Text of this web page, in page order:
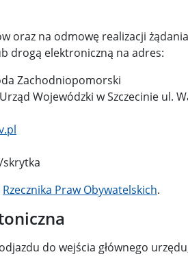
oraz na odmowę realizacji
drogą elektroniczną na adres:
Zachodniopomorski
Wojewódzki w Szczecinie ul.
skrytka
Rzecznika Praw Obywatelskich.
do wejścia głównego